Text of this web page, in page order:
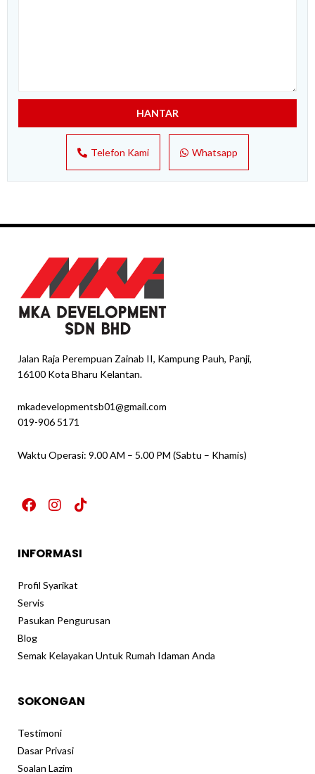
HANTAR
Telefon Kami Whatsapp
Jalan Raja Perempuan Zainab II, Kampung Pauh, Panji,
16100 Kota Bharu Kelantan.
mkadevelopmentsb01@gmail.com
019-906 5171
Waktu Operasi: 9.00 AM – 5.00 PM (Sabtu – Khamis)
F
a
b
o
k
I
n
a
r
m
T
i
o
INFORMASI
Profil Syarikat
Servis
Pasukan Pengurusan
Blog
Semak Kelayakan Untuk Rumah Idaman Anda
SOKONGAN
Testimoni
Dasar Privasi
Soalan Lazim